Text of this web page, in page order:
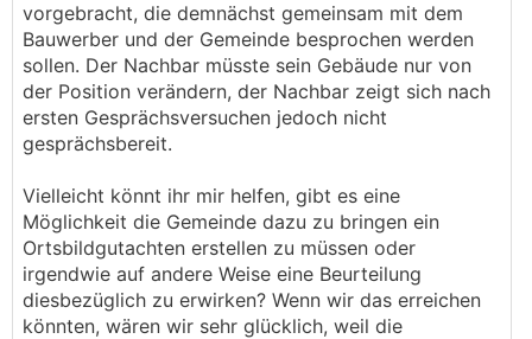
vorgebracht, die demnächst gemeinsam mit dem
Bauwerber und der Gemeinde besprochen werden
sollen. Der Nachbar müsste sein Gebäude nur von
der Position verändern, der Nachbar zeigt sich nach
ersten Gesprächsversuchen jedoch nicht
gesprächsbereit.
Vielleicht könnt ihr mir helfen, gibt es eine
Möglichkeit die Gemeinde dazu zu bringen ein
Ortsbildgutachten erstellen zu müssen oder
irgendwie auf andere Weise eine Beurteilung
diesbezüglich zu erwirken? Wenn wir das erreichen
könnten, wären wir sehr glücklich, weil die